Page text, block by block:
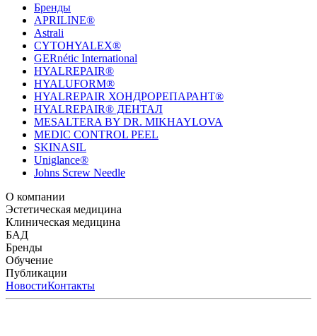
Бренды
APRILINE®
Astrali
CYTOHYALEX®
GERnétic International
HYALREPAIR®
HYALUFORM®
HYALREPAIR ХОНДРОРЕПАРАНТ®
HYALREPAIR® ДЕНТАЛ
MESALTERA BY DR. MIKHAYLOVA
MEDIC CONTROL PEEL
SKINASIL
Uniglance®
Johns Screw Needle
О компании
История компанииНаучный центр
центрПатентыЛаборатория
Мезотерапии
Эстетическая медицина
БиорепарацияФиллеры
пилинги
Клиническая медицина
HYALREPAIR® CHONDROreparant
DENTAL
FILLER INTIMO
БАД
CYTOHYALEX
Бренды
APRILINE®
InternationalHYALREPAIR®
ХОНДРОРЕПАРАНТ®
ДЕНТАЛMESALTERA BY DR. MIKHAYLOVAMEDIC
Обучение
Расписание мероприятий
обученияПреподаватели
Публикации
ЖУРНАЛ LES NOUVELLES ESTHÉTIQUES
«ИНЪЕКЦИОННАЯ КОСМЕТОЛОГИЯ»ЖУРНАЛ
НовостиКонтакты